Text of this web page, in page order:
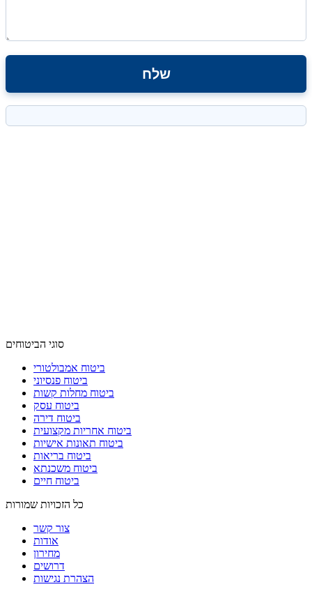
סוגי הביטוחים
ביטוח אמבולטורי
ביטוח פנסיוני
ביטוח מחלות קשות
ביטוח עסק
ביטוח דירה
ביטוח אחריות מקצועית
ביטוח תאונות אישיות
ביטוח בריאות
ביטוח משכנתא
ביטוח חיים
כל הזכויות שמורות
צור קשר
אודות
מחירון
דרושים
הצהרת נגישות